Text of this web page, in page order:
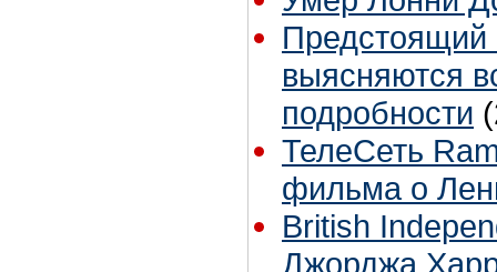
Предстоящий
выясняются
подробности
ТелеСеть
фильма о
British
Джорджа